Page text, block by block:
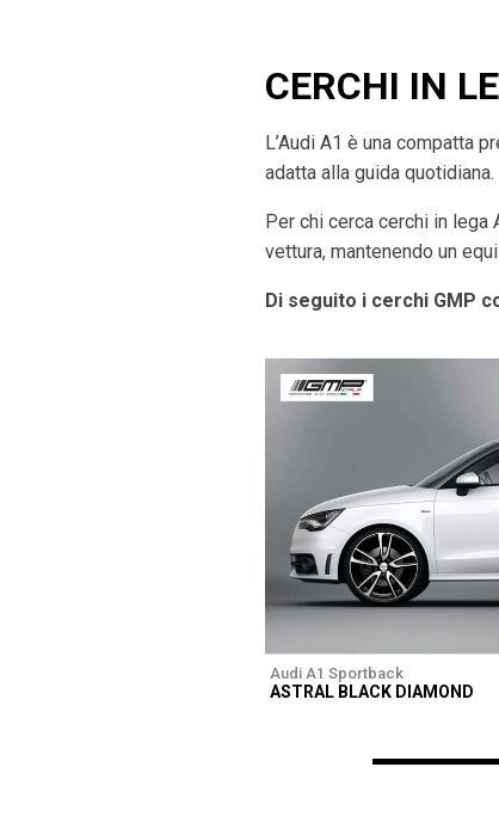
CERCHI IN
L’Audi A1 è una compatta
adatta alla guida quotidiana.
Per chi cerca cerchi in lega
vettura, mantenendo un
Di seguito i cerchi GMP
Audi A1 Sportback
ASTRAL BLACK DIAMOND